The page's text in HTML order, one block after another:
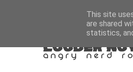
This site
are shared
statistics,